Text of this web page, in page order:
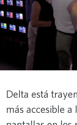
Delta está
más accesible